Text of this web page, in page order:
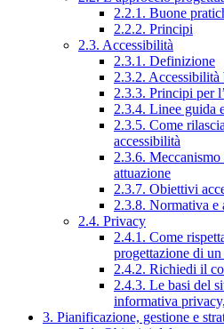
2.2.1. Buone
2.2.2. Principi
2.3. Accessibilità
2.3.1. Definizione
2.3.2. Accessibilità
2.3.3. Principi per
2.3.4. Linee guida
2.3.5. Come
accessibilità
2.3.6.
attuazione
2.3.7. Obiettivi
2.3.8. Normativa e
2.4. Privacy
2.4.1. Come
progettazione di
2.4.2. Richiedi il
2.4.3. Le basi del
informativa
3. Pianificazione, gestione e